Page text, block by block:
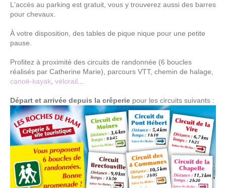
L'accès au parking est gratuit, vous y trouverez aussi des barres
pour chevaux.
À votre disposition, des tables de pique nique pour une petite
pause.
Profitez à proximité des circuits de randonnée (6 boucles
réalisés par Catherine Marie), parcours VTT, chemin de halage,
canoë-kayak vélorail
Départ et arrivée depuis la crêperie pour les circuits suivants :